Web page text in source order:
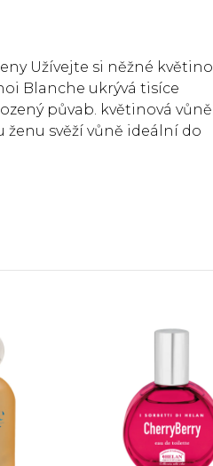
Užívejte si něžné
Blanche ukrývá tisíce
půvab. květinová vůně
svěží vůně ideální do